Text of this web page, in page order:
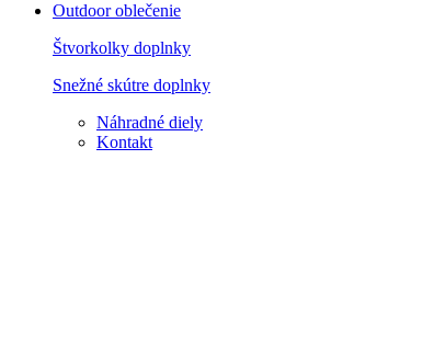
Outdoor oblečenie
Štvorkolky doplnky
Snežné skútre doplnky
Náhradné diely
Kontakt